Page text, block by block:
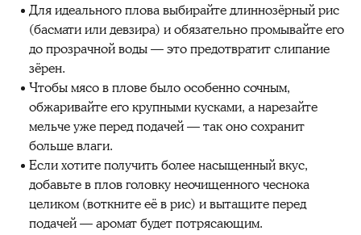
Для идеального плова выбирайте длиннозёрный рис
(басмати или девзира) и обязательно промывайте его
до прозрачной воды — это предотвратит слипание
зёрен.
Чтобы мясо в плове было особенно сочным,
обжаривайте его крупными кусками, а нарезайте
мельче уже перед подачей — так оно сохранит
больше влаги.
Если хотите получить более насыщенный вкус,
добавьте в плов головку неочищенного чеснока
целиком (воткните её в рис) и вытащите перед
подачей — аромат будет потрясающим.